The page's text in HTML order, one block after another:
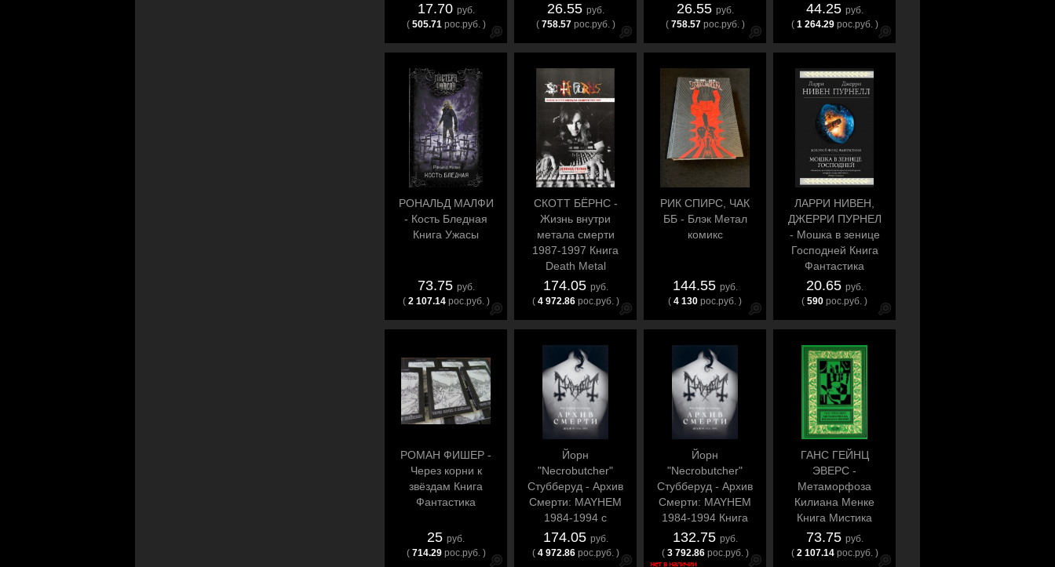
17.70 руб.
( 505.71 рос.руб. )
26.55 руб.
( 758.57 рос.руб. )
26.55 руб.
( 758.57 рос.руб. )
44.25 руб.
( 1 264.29 рос.руб. )
РОНАЛЬД МАЛФИ
- Кость Бледная
Книга Ужасы
73.75 руб.
( 2 107.14 рос.руб. )
СКОТТ БЁРНС -
Жизнь внутри
метала смерти
1987-1997 Книга
Death Metal
174.05 руб.
( 4 972.86 рос.руб. )
РИК СПИРС, ЧАК
ББ - Блэк Метал
комикс
144.55 руб.
( 4 130 рос.руб. )
ЛАРРИ НИВЕН,
ДЖЕРРИ ПУРНЕЛ
- Мошка в зенице
Господней Книга
Фантастика
20.65 руб.
( 590 рос.руб. )
РОМАН ФИШЕР -
Через корни к
звёздам Книга
Фантастика
25 руб.
( 714.29 рос.руб. )
Йорн
"Necrobutcher"
Стубберуд - Архив
Смерти: MAYHEM
1984-1994 с
открытками(предзаказ)
Книга Black Metal
174.05 руб.
( 4 972.86 рос.руб. )
Йорн
"Necrobutcher"
Стубберуд - Архив
Смерти: MAYHEM
1984-1994 Книга
Black Metal
132.75 руб.
( 3 792.86 рос.руб. )
ГАНС ГЕЙНЦ
ЭВЕРС -
Метаморфоза
Килиана Менке
Книга Мистика
73.75 руб.
( 2 107.14 рос.руб. )